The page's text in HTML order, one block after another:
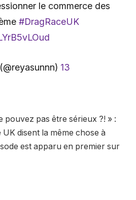
le commerce des
#DragRaceUK
(@reyasunnn) 13
pouvez pas être sérieux ?! » :
UK disent la même chose à
est apparu en premier sur